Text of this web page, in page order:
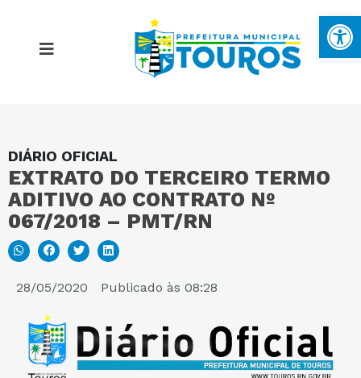
DIÁRIO OFICIAL
EXTRATO DO TERCEIRO TERMO
ADITIVO AO CONTRATO Nº
067/2018 – PMT/RN
28/05/2020 Publicado às 08:28
MAPA DO SITE
PORTAL DA TRANSPARÊNCIA
E-SIC
PERGUNTAS FREQUENTES